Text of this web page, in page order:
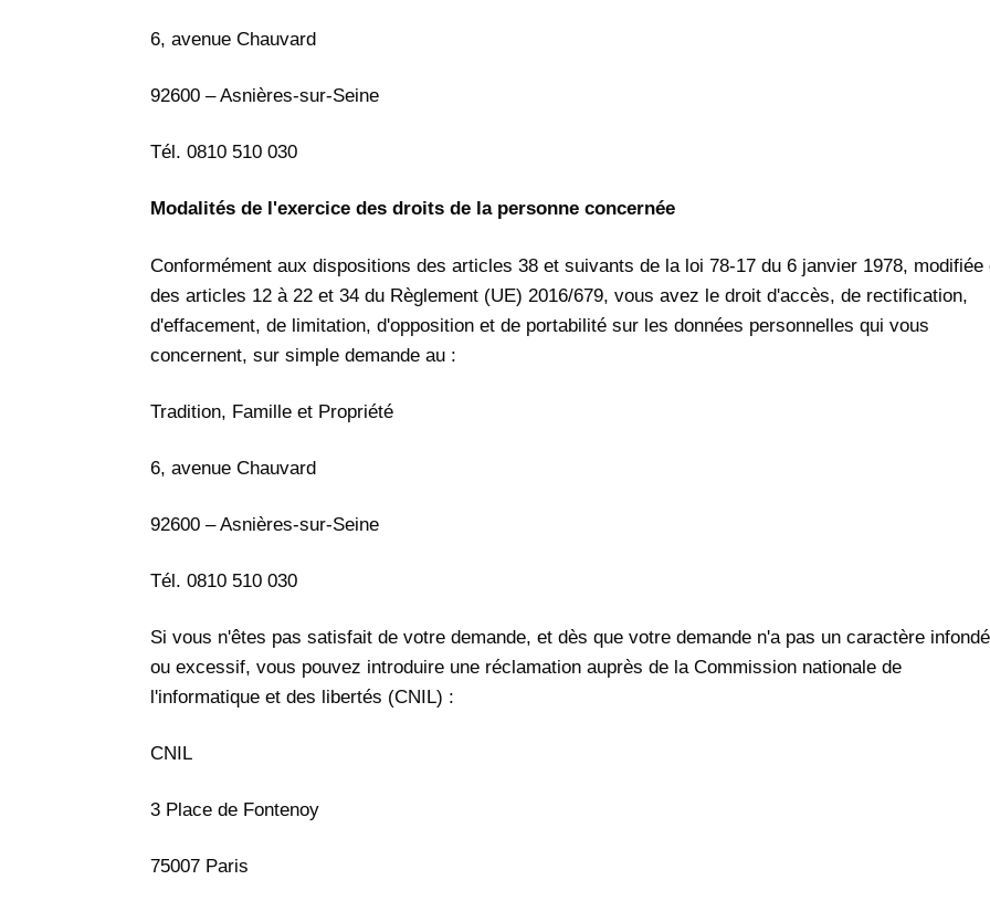
6, avenue Chauvard
92600 – Asnières-sur-Seine
Tél. 0810 510 030
Modalités de l'exercice des droits de la personne concernée
Conformément aux dispositions des articles 38 et suivants de la loi 78-17 du 6 janvier 1978, modifiée
des articles 12 à 22 et 34 du Règlement (UE) 2016/679, vous avez le droit d'accès, de rectification,
d'effacement, de limitation, d'opposition et de portabilité sur les données personnelles qui vous
concernent, sur simple demande au :
Tradition, Famille et Propriété
6, avenue Chauvard
92600 – Asnières-sur-Seine
Tél. 0810 510 030
Si vous n'êtes pas satisfait de votre demande, et dès que votre demande n'a pas un caractère infondé
ou excessif, vous pouvez introduire une réclamation auprès de la Commission nationale de
l'informatique et des libertés (CNIL) :
CNIL
3 Place de Fontenoy
75007 Paris